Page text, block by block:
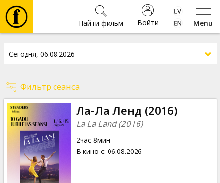
Menu
Войти
Найти фильм
Культура
Мероприятия
Новости
Фильтр сеанса
Ла-Ла Ленд (2016)
La La Land (2016)
2час 8мин
В кино с: 06.08.2026